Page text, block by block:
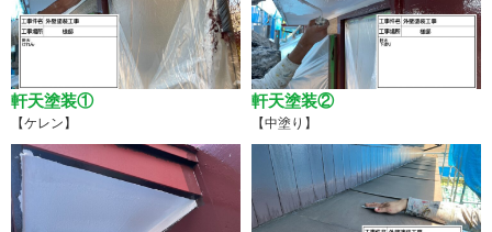
軒天塗装①
【ケレン】
軒天塗装②
【中塗り】